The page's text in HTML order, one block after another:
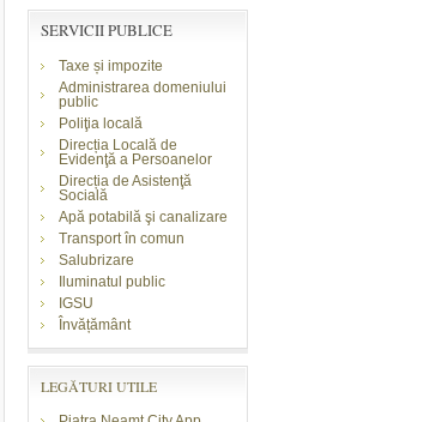
SERVICII PUBLICE
Taxe și impozite
Administrarea domeniului
public
Poliţia locală
Direcția Locală de
Evidenţă a Persoanelor
Direcția de Asistenţă
Socială
Apă potabilă şi canalizare
Transport în comun
Salubrizare
Iluminatul public
IGSU
Învățământ
LEGĂTURI UTILE